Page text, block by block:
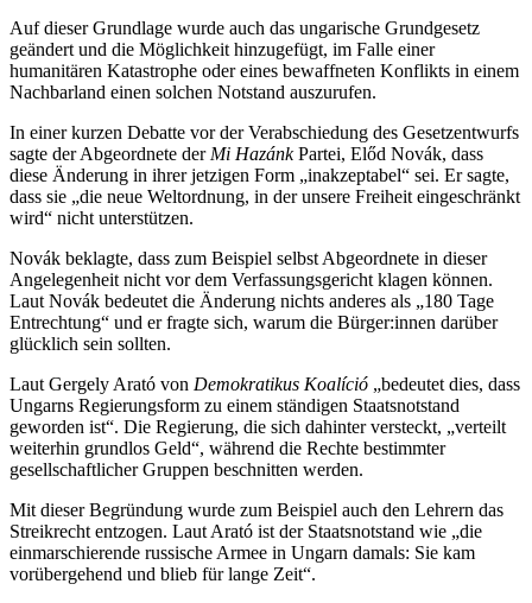
Auf dieser Grundlage wurde auch das ungarische Grundgesetz
geändert und die Möglichkeit hinzugefügt, im Falle einer
humanitären Katastrophe oder eines bewaffneten Konflikts in einem
Nachbarland einen solchen Notstand auszurufen.
In einer kurzen Debatte vor der Verabschiedung des Gesetzentwurfs
sagte der Abgeordnete der Mi HazánkPartei, Előd Novák, dass
diese Änderung in ihrer jetzigen Form „inakzeptabel“ sei. Er sagte,
dass sie „die neue Weltordnung, in der unsere Freiheit eingeschränkt
wird“ nicht unterstützen.
Novák beklagte, dass zum Beispiel selbst Abgeordnete in dieser
Angelegenheit nicht vor dem Verfassungsgericht klagen können.
Laut Novák bedeutet die Änderung nichts anderes als „180 Tage
Entrechtung“ und er fragte sich, warum die Bürger:innen darüber
glücklich sein sollten.
Laut Gergely Arató von Demokratikus Koalíció „bedeutet dies, dass
Ungarns Regierungsform zu einem ständigen Staatsnotstand
geworden ist“. Die Regierung, die sich dahinter versteckt, „verteilt
weiterhin grundlos Geld“, während die Rechte bestimmter
gesellschaftlicher Gruppen beschnitten werden.
Mit dieser Begründung wurde zum Beispiel auch den Lehrern das
Streikrecht entzogen. Laut Arató ist der Staatsnotstand wie „die
einmarschierende russische Armee in Ungarn damals: Sie kam
vorübergehend und blieb für lange Zeit“.